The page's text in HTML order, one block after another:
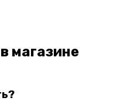
магазине